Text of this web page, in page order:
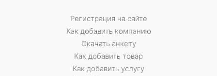
Регистрация на сайте
Как добавить компанию
Скачать анкету
Как добавить товар
Как добавить услугу